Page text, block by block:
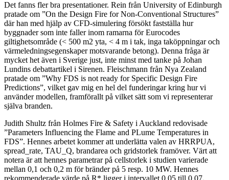
Det fanns fler bra presentationer. Rein från University of Edinburgh
pratade om ”On the Design Fire for Non-Conventional Structures”
där han med hjälp av CFD-simulering försökt fastställa hur
byggnader som inte faller inom ramarna för Eurocodes
giltighetsområde (< 500 m2 yta, < 4 m i tak, inga taköppningar och
värmeledningsegenskaper motsvarande betong). Denna fråga är
mycket het även i Sverige just, inte minst med tanke på Johan
Lundins debattartikel i Sirenen. Fleischmann från Nya Zealand
pratade om ”Why FDS is not ready for Specific Design Fire
Predictions”, vilket gav mig en hel del funderingar kring hur vi
använder modellen, framförallt på vilket sätt som vi representerar
själva branden.
Judith Shultz från Holmes Fire & Safety i Auckland redovisade
”Parameters Influencing the Flame and PLume Temperatures in
FDS”. Hennes arbetet kommer att underlätta valen av HRRPUA,
spread_rate, TAU_Q, brandarea och gridstorlek framöver. Värt att
notera är att hennes parametrar på cellstorlek i studien varierade
mellan 0,1 och 0,2 m för bränder på 5 resp. 10 MW. Hennes